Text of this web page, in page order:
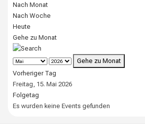
Nach Monat
Nach Woche
Heute
Gehe zu Monat
Gehe zu Monat
Vorheriger Tag
Freitag, 15. Mai 2026
Folgetag
Es wurden keine Events gefunden